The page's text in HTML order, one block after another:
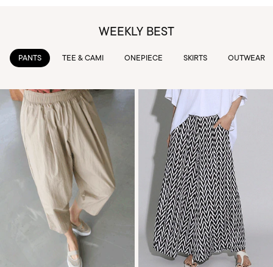
WEEKLY BEST
TEE & CAMI ONEPIECE SKIRTS OUTWEAR KNIT &